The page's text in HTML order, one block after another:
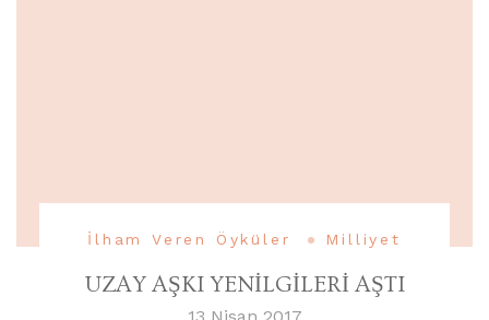
İlham Veren Öyküler Milliyet
UZAY AŞKI YENİLGİLERİ AŞTI